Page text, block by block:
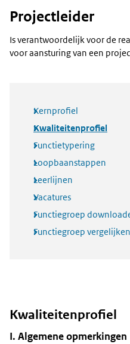
Projectleider
Is verantwoordelijk voor de
voor aansturing van een
Kernprofiel
Kwaliteitenprofiel
Functietypering
Loopbaanstappen
Leerlijnen
Vacatures
Functiegroep
Functiegroep vergelijken
Kwaliteitenprofiel
I. Algemene opmerkingen